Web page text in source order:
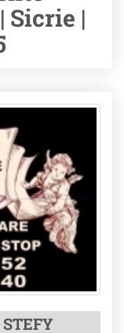
Sicrie |